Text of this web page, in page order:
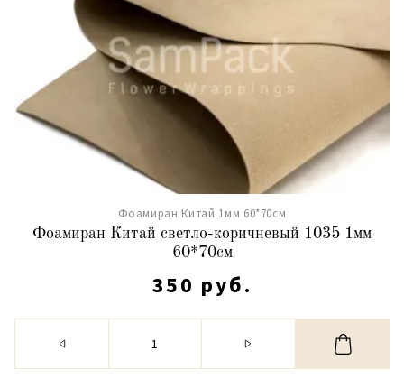
Фоамиран Китай 1мм 60*70см
Фоамиран Китай светло-коричневый 1035 1мм
60*70см
350 руб.